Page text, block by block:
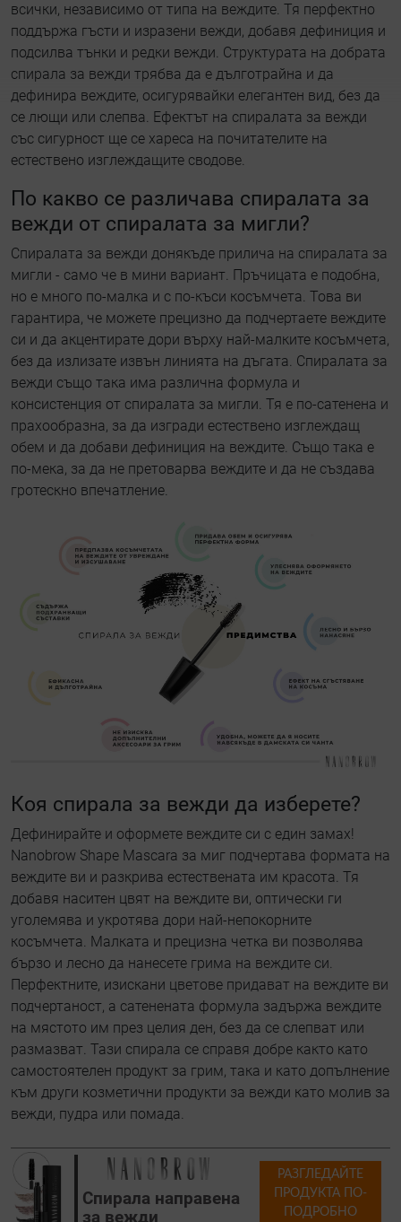
всички, независимо от типа на веждите. Тя перфектно
поддържа гъсти и изразени вежди, добавя дефиниция и
подсилва тънки и редки вежди. Структурата на добрата
спирала за вежди трябва да е дълготрайна и да
дефинира веждите, осигурявайки елегантен вид, без да
се лющи или слепва. Ефектът на спиралата за вежди
със сигурност ще се хареса на почитателите на
естествено изглеждащите сводове.
По какво се различава спиралата за
вежди от спиралата за мигли?
Спиралата за вежди донякъде прилича на спиралата за
мигли - само че в мини вариант. Пръчицата е подобна,
но е много по-малка и с по-къси косъмчета. Това ви
гарантира, че можете прецизно да подчертаете веждите
си и да акцентирате дори върху най-малките косъмчета,
без да излизате извън линията на дъгата. Спиралата за
вежди също така има различна формула и
консистенция от спиралата за мигли. Тя е по-сатенена и
прахообразна, за да изгради естествено изглеждащ
обем и да добави дефиниция на веждите. Също така е
по-мека, за да не претоварва веждите и да не създава
гротескно впечатление.
Коя спирала за вежди да изберете?
Дефинирайте и оформете веждите си с един замах!
Nanobrow Shape Mascara за миг подчертава формата на
веждите ви и разкрива естествената им красота. Тя
добавя наситен цвят на веждите ви, оптически ги
уголемява и укротява дори най-непокорните
косъмчета. Малката и прецизна четка ви позволява
бързо и лесно да нанесете грима на веждите си.
Перфектните, изискани цветове придават на веждите ви
подчертаност, а сатенената формула задържа веждите
на мястото им през целия ден, без да се слепват или
размазват. Тази спирала се справя добре както като
самостоятелен продукт за грим, така и като допълнение
към други козметични продукти за вежди като молив за
вежди, пудра или помада.
Спирала направена
за вежди
РАЗГЛЕДАЙТЕ
ПРОДУКТА ПО-
ПОДРОБНО